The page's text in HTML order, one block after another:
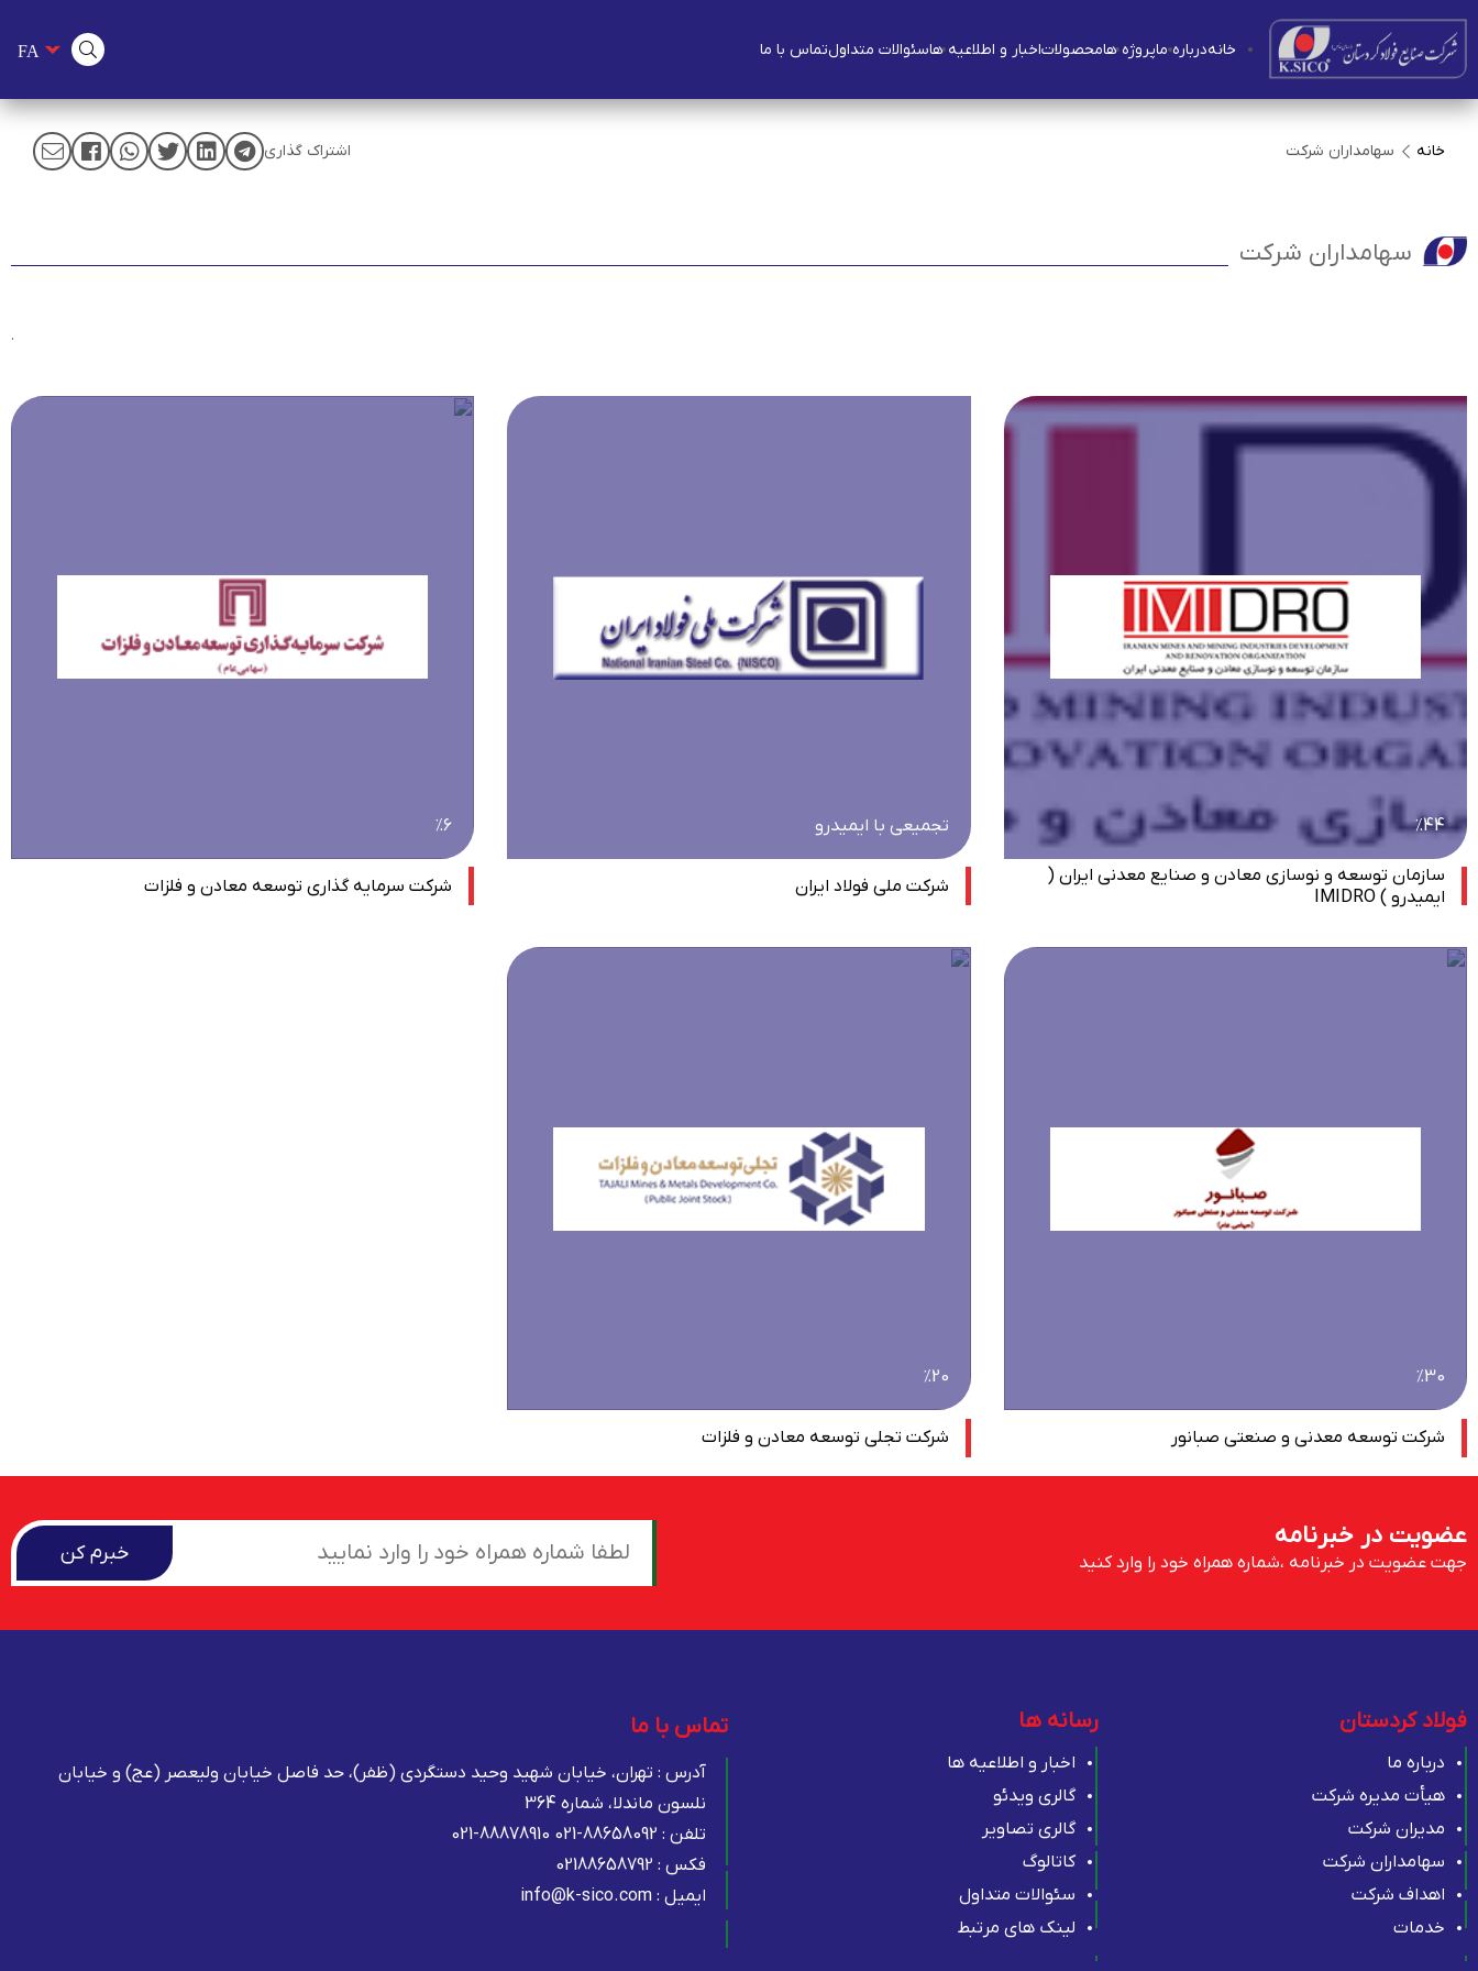
خانهدرباره ماپروژه هامحصولاتاخبار و اطلاعیه هاسئوالات متداولتماس با ما
خانه سهامداران شرکت اشتراک گذاری
سهامداران شرکت
.
٪44
سازمان توسعه و نوسازی معادن و صنایع معدنی ایران (
ایمیدرو ) IMIDRO
تجمیعی با ایمیدرو
شرکت ملی فولاد ایران
٪۶
شرکت سرمایه گذاری توسعه معادن و فلزات
٪30
شرکت توسعه معدنی و صنعتی صبانور
٪20
شرکت تجلی توسعه معادن و فلزات
عضویت در خبرنامه
جهت عضویت در خبرنامه ،شماره همراه خود را وارد کنید خبرم کن
فولاد کردستان
درباره ما
هیأت مدیره شرکت
مدیران شرکت
سهامداران شرکت
اهداف شرکت
خدمات
رسانه ها
اخبار و اطلاعیه ها
گالری ویدئو
گالری تصاویر
کاتالوگ
سئوالات متداول
لینک های مرتبط
تماس با ما
آدرس : تهران، خیابان شهید وحید دستگردی (ظفر)، حد فاصل خیابان ولیعصر (عج) و خیابان
نلسون ماندلا، شماره 364
تلفن : 021-88878910 021-88658092
فکس : 02188658792
ایمیل : info@k-sico.com